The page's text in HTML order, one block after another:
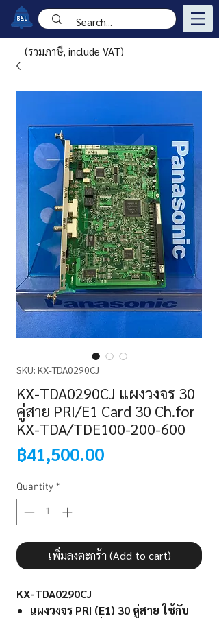
SKU: KX-TDA0290CJ
KX-TDA0290CJ แผงวงจร 30
คู่สาย PRI/E1 Card 30 Ch.for
KX-TDA/TDE100-200-600
฿41,500.00Price
Quantity *
เพิ่มลงตะกร้า (Add to cart)
KX-TDA0290CJ
แผงวงจร PRI (E1) 30 คู่สาย ใช้กับ
(รวมภาษี, include VAT)